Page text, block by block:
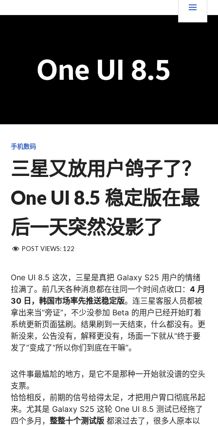
至 TGFC LIFESTYLE
手机数码
三星又放用户鸽子了？
One UI 8.5 稳定版在最
后一天突然没影了
POST VIEWS: 122
One UI 8.5 这次，三星是真把 Galaxy S25 用户的情绪
拉满了。前几天各种消息都在往同一个时间点收口：4 月
30 日，韩国市场率先推送稳定版。连三星客服人员都被
拿出来当“旁证”，不少没参加 Beta 的用户已经开始盯着
系统更新页面猛刷。结果刷到一天结束，什么都没有。更
新没来，公告没有，解释更没有，场面一下就从“终于要
发了”变成了“所以你们到底在干嘛”。
这件事最尴尬的地方，是它不是那种一开始就没谱的空头
支票。
恰恰相反，前期的信号给得太足，才把用户胃口彻底吊起
来。尤其是 Galaxy S25 这轮 One UI 8.5 测试已经拖了
四个多月，整整十个测试版 都滚过去了，很多人原本以